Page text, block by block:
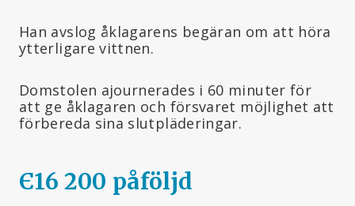
Han avslog åklagarens begäran om att höra
ytterligare vittnen.
Domstolen ajournerades i 60 minuter för
att ge åklagaren och försvaret möjlighet att
förbereda sina slutpläderingar.
Є16 200 påföljd